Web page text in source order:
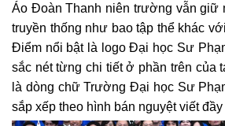
Áo Đoàn Thanh niên trường vẫn giữ
truyền thống như bao tập thể khác
Điểm nổi bật là logo Đại học Sư
sắc nét từng chi tiết ở phần trên của
là dòng chữ Trường Đại học Sư
sắp xếp theo hình bán nguyệt viết